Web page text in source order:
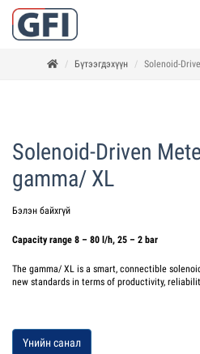
Бүтээгдэхүүн Solenoid-
Solenoid-Driven
gamma/ XL
Бэлэн байхгүй
Capacity range 8 – 80 l/h, 25 – 2 bar
The gamma/ XL is a smart, connectible
new standards in terms of productivity,
Үнийн санал